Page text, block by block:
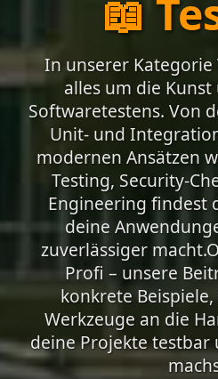
📖
In unserer Kategorie
alles um die
Softwaretestens. Von
Unit- und
modernen Ansätzen
Testing, Security-
Engineering findest
deine
zuverlässiger
Profi – unsere
konkrete
Werkzeuge an die
deine Projekte testbar